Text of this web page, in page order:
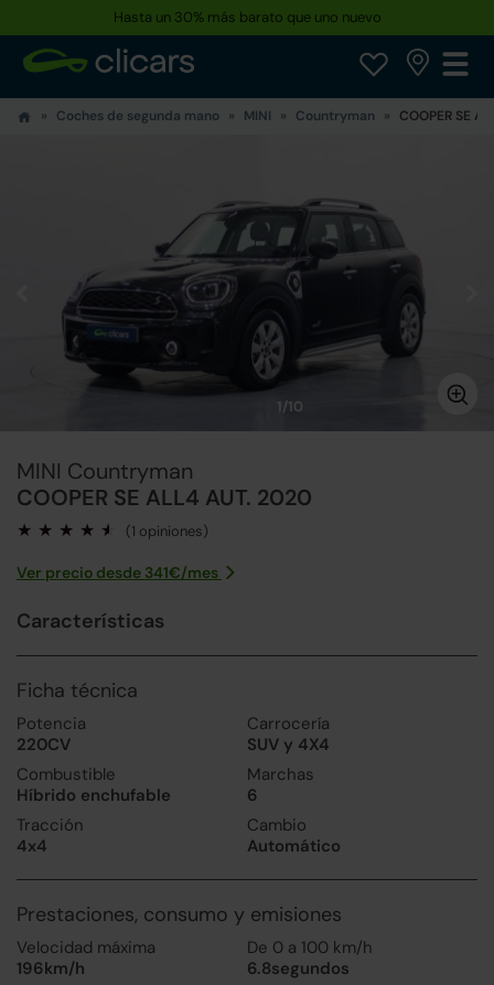
Hasta un 30% más barato que uno nuevo
Coches de segunda mano MINI Countryman COOPER SE
1/10
MINI Countryman
COOPER SE ALL4 AUT. 2020
(1 opiniones)
Ver precio desde 341€/mes
Características
Ficha técnica
Potencia
220CV
Carrocería
SUV y 4X4
Combustible
Híbrido enchufable
Marchas
6
Tracción
4x4
Cambio
Automático
Prestaciones, consumo y emisiones
Velocidad máxima
196km/h
De 0 a 100 km/h
6.8segundos